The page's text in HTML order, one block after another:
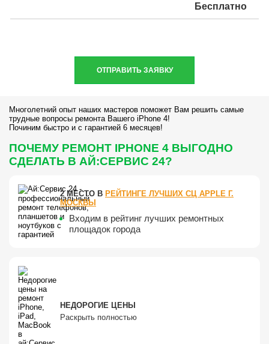
Бесплатно
ОТПРАВИТЬ ЗАЯВКУ
Многолетний опыт наших мастеров поможет Вам решить самые
трудные вопросы ремонта Вашего iPhone 4!
Починим быстро и с гарантией 6 месяцев!
ПОЧЕМУ РЕМОНТ IPHONE 4 ВЫГОДНО
СДЕЛАТЬ В АЙ:СЕРВИС 24?
2 МЕСТО В РЕЙТИНГЕ ЛУЧШИХ СЦ APPLE Г.
МОСКВЫ
Входим в рейтинг лучших ремонтных
площадок города
НЕДОРОГИЕ ЦЕНЫ
Раскрыть полностью